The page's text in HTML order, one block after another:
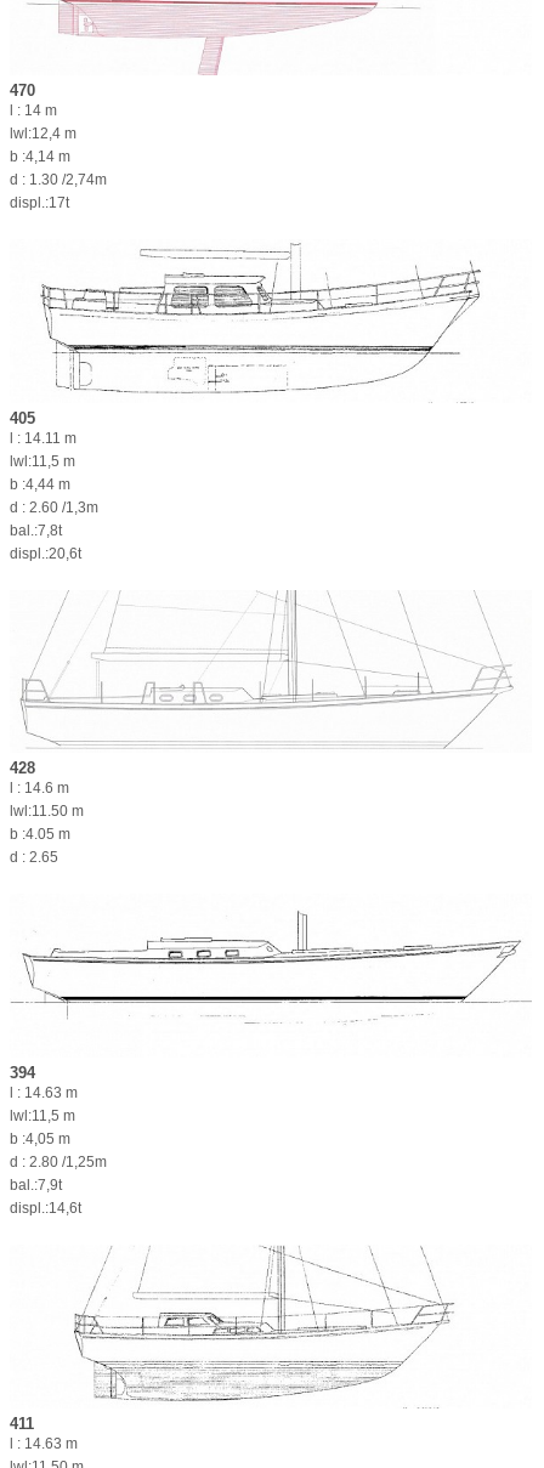
470
l : 14 m
lwl:12,4 m
b :4,14 m
d : 1.30 /2,74m
displ.:17t
405
l : 14.11 m
lwl:11,5 m
b :4,44 m
d : 2.60 /1,3m
bal.:7,8t
displ.:20,6t
428
l : 14.6 m
lwl:11.50 m
b :4.05 m
d : 2.65
394
l : 14.63 m
lwl:11,5 m
b :4,05 m
d : 2.80 /1,25m
bal.:7,9t
displ.:14,6t
411
l : 14.63 m